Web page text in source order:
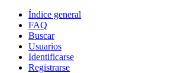
Índice general
FAQ
Buscar
Usuarios
Identificarse
Registrarse